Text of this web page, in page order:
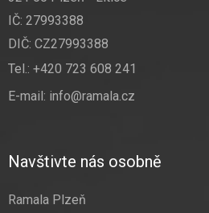
IČ: 27993388
DIČ: CZ27993388
Tel.: +420 723 608 241
E-mail: info@ramala.cz
Navštivte nás osobně
Ramala Plzeň